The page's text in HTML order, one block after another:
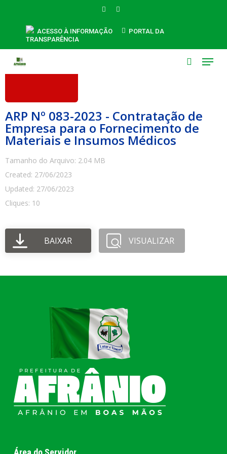
FACEBOOKINSTAGRAM
ACESSO À INFORMAÇÃO
PORTAL DA
TRANSPARÊNCIA
Menu
ARP Nº 083-2023 - Contratação de
Empresa para o Fornecimento de
Materiais e Insumos Médicos
Tamanho do Arquivo: 2.04 MB
Created: 27/06/2023
Updated: 27/06/2023
Cliques: 10
BAIXAR VISUALIZAR